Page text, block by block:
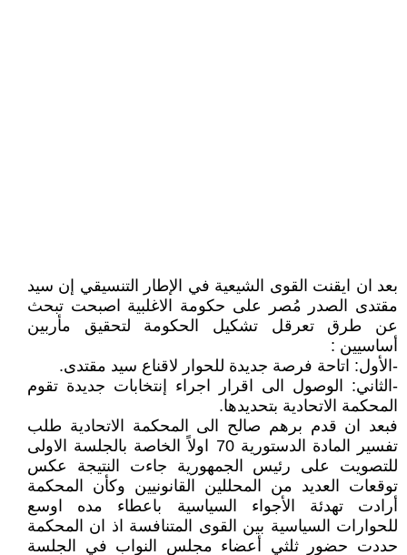
بعد ان ايقنت القوى الشيعية في الإطار التنسيقي إن سيد
مقتدى الصدر مُصر على حكومة الاغلبية اصبحت تبحث
عن طرق تعرقل تشكيل الحكومة لتحقيق مأربين
أساسيين :
-الأول: اتاحة فرصة جديدة للحوار لاقناع سيد مقتدى.
-الثاني: الوصول الى اقرار اجراء إنتخابات جديدة تقوم
المحكمة الاتحادية بتحديدها.
فبعد ان قدم برهم صالح الى المحكمة الاتحادية طلب
تفسير المادة الدستورية 70 اولاً الخاصة بالجلسة الاولى
للتصويت على رئيس الجمهورية جاءت النتيجة عكس
توقعات العديد من المحللين القانونيين وكأن المحكمة
أرادت تهدئة الأجواء السياسية باعطاء مده اوسع
للحوارات السياسية بين القوى المتنافسة اذ ان المحكمة
حددت حضور ثلثي أعضاء مجلس النواب في الجلسة